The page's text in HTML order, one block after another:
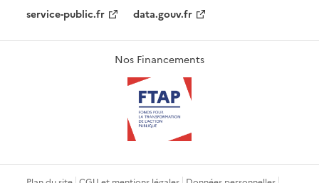
service-public.fr
data.gouv.fr
Nos Financements